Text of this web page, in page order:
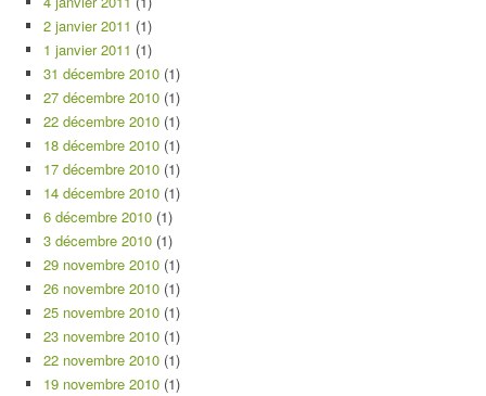
2 janvier 2011 (1)
1 janvier 2011 (1)
31 décembre 2010 (1)
27 décembre 2010 (1)
22 décembre 2010 (1)
18 décembre 2010 (1)
17 décembre 2010 (1)
14 décembre 2010 (1)
6 décembre 2010 (1)
3 décembre 2010 (1)
29 novembre 2010 (1)
26 novembre 2010 (1)
25 novembre 2010 (1)
23 novembre 2010 (1)
22 novembre 2010 (1)
19 novembre 2010 (1)